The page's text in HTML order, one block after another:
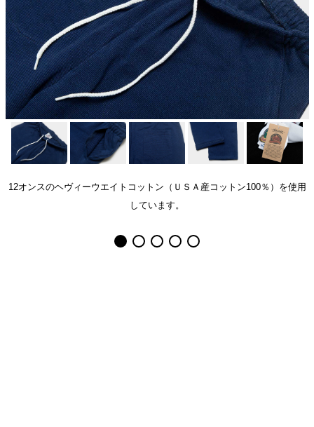
12オンスのヘヴィーウエイトコットン（ＵＳＡ産コットン100％）を使用
しています。